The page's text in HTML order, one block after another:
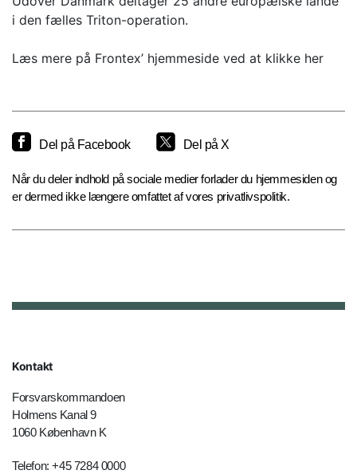
i den fælles Triton-operation.
Læs mere på Frontex’ hjemmeside ved at klikke her
Del på Facebook Del på X
Når du deler indhold på sociale medier forlader du hjemmesiden og
er dermed ikke længere omfattet af vores privatlivspolitik.
Kontakt
Forsvarskommandoen
Holmens Kanal 9
1060 København K
Telefon: +45 7284 0000